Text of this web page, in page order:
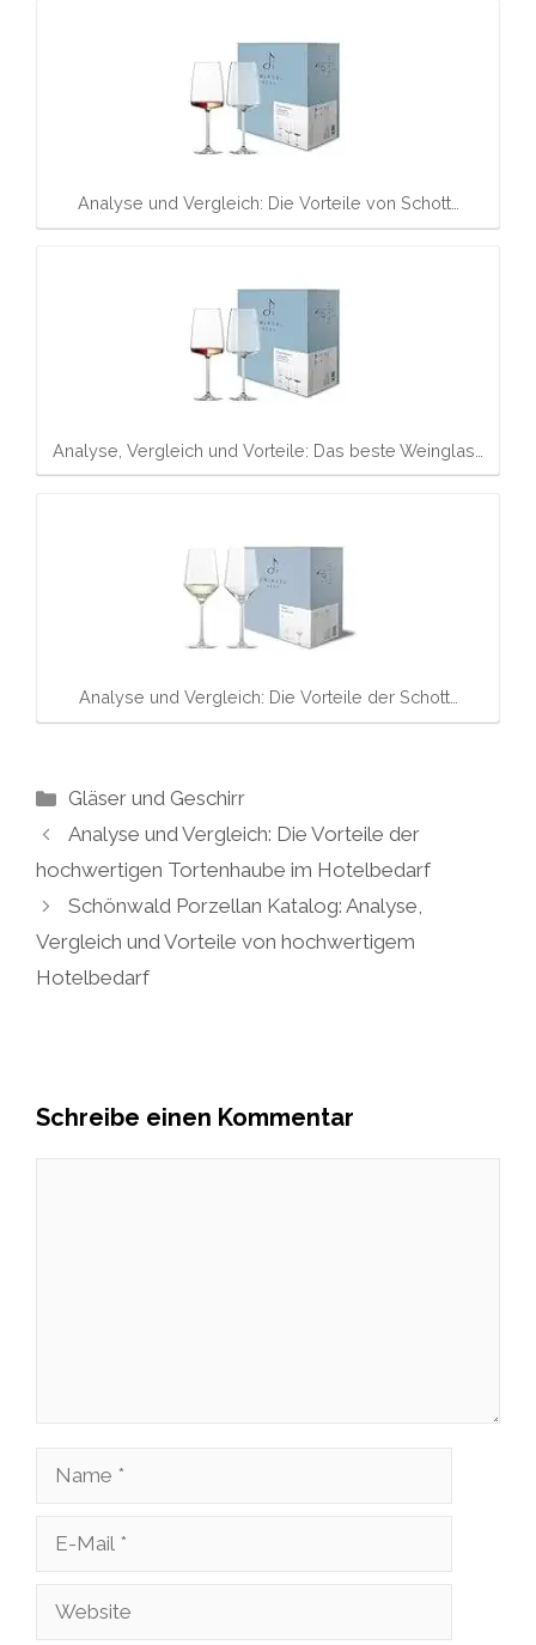
Analyse und Vergleich: Die Vorteile von Schott…
Analyse, Vergleich und Vorteile: Das beste Weinglas…
Analyse und Vergleich: Die Vorteile der Schott…
Kategorien
Gläser und Geschirr
Analyse und Vergleich: Die Vorteile der
hochwertigen Tortenhaube im Hotelbedarf
Schönwald Porzellan Katalog: Analyse,
Vergleich und Vorteile von hochwertigem
Hotelbedarf
Schreibe einen Kommentar
Name
Website